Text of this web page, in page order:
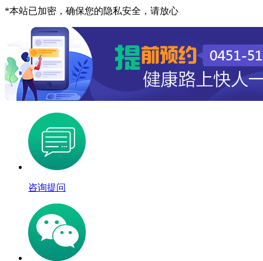
*本站已加密，确保您的隐私安全，请放心
咨询提问